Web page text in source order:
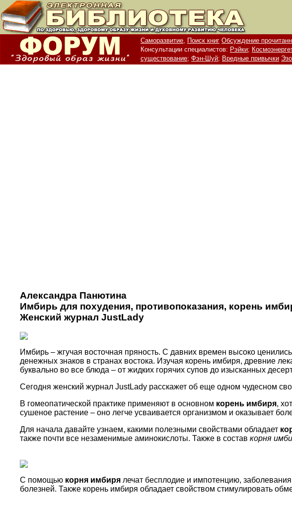
Саморазвитие, Поиск книг Обсуждение
Консультации специалистов: Рэйки;
существование; Фэн-Шуй; Вредные привычки
Александра Панютина
Имбирь для похудения, противопоказания, корень
Женский журнал JustLady
Имбирь – жгучая восточная пряность. С давних времен высоко
денежных знаков в странах востока. Изучая корень имбиря, древние
буквально во все блюда – от жидких горячих супов до изысканных
Сегодня женский журнал JustLady расскажет об еще одном чудесном
В гомеопатической практике применяют в основном корень имбиря,
сушеное растение – оно легче усваивается организмом и оказывает
Для начала давайте узнаем, какими полезными свойствами обладает
также почти все незаменимые аминокислоты. Также в состав корня
С помощью корня имбиря лечат бесплодие и импотенцию,
болезней. Также корень имбиря обладает свойством стимулировать